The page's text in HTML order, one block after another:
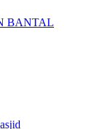
BANTAL